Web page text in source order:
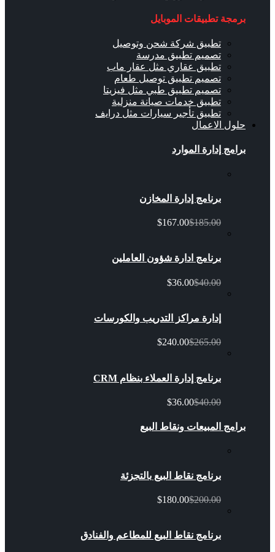
برمجة تطبيقات الموبايل
تطبيق شركة شحن وتوصيل
تصميم تطبيق مدرسة
تطبيق عقاري مثل عقار ماب
تصميم تطبيق توصيل طعام
تصميم تطبيق طبي مثل فيزيتا
تطبيق خدمات صيانة منزلية
تطبيق تأجير سيارات مثل درايف
حلول الاعمال
برامج إدارة الموارد
برنامج إدارة المخازن
$167.00$185.00
برنامج ادارة شؤون العاملين
$36.00$40.00
إدارة مراكز التدريب والكورسات
$240.00$265.00
برنامج إدارة العملاء بنظام CRM
$36.00$40.00
برامج المبيعات ونقاط البيع
برنامج نقاط البيع بالتجزئة
$180.00$200.00
برنامج نقاط البيع للمطاعم والفنادق